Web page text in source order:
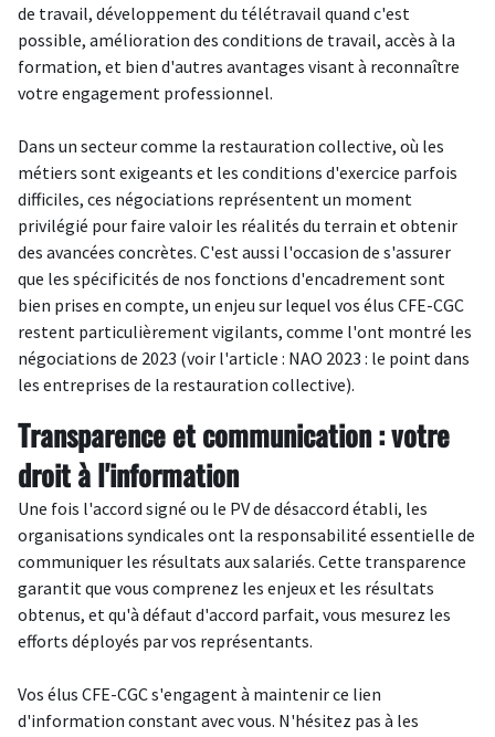
de travail, développement du télétravail quand c'est
possible, amélioration des conditions de travail, accès à la
formation, et bien d'autres avantages visant à reconnaître
votre engagement professionnel.
Dans un secteur comme la restauration collective, où les
métiers sont exigeants et les conditions d'exercice parfois
difficiles, ces négociations représentent un moment
privilégié pour faire valoir les réalités du terrain et obtenir
des avancées concrètes. C'est aussi l'occasion de s'assurer
que les spécificités de nos fonctions d'encadrement sont
bien prises en compte, un enjeu sur lequel vos élus CFE-CGC
restent particulièrement vigilants, comme l'ont montré les
négociations de 2023 (voir l'article : NAO 2023 : le point dans
les entreprises de la restauration collective).
Transparence et communication : votre
droit à l'information
Une fois l'accord signé ou le PV de désaccord établi, les
organisations syndicales ont la responsabilité essentielle de
communiquer les résultats aux salariés. Cette transparence
garantit que vous comprenez les enjeux et les résultats
obtenus, et qu'à défaut d'accord parfait, vous mesurez les
efforts déployés par vos représentants.
Vos élus CFE-CGC s'engagent à maintenir ce lien
d'information constant avec vous. N'hésitez pas à les